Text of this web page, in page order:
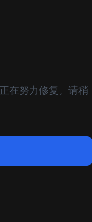
在努力修复。请稍